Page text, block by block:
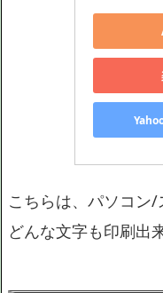
こちらは、パソコン/
どんな文字も印刷出